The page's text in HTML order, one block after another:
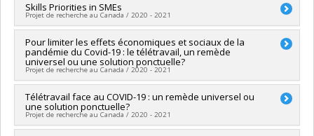
sciences humaines du Canada
Programmes de subvention :PVXXXXXX-Subvention Savoir
Chercheur principal :Laurent J. Lewis
Bouchard
Co-chercheurs :Jacques Brisson
Sources de financement :CRSNG/Conseil de recherches en
sciences naturelles et génie du Canada (CRSNG) , IRBV/Institut
de recherche en biologie végétale , CRSNG/Conseil de
recherches en sciences naturelles et génie du Canada
(CRSNG)
Programmes de subvention :
chercheurs industriels-Chaire de recherche industrielle , ,
Skills Priorities in SMEs
Projet de recherche au Canada / 2020 - 2021
Co-chercheurs :Tania Saba
Sources de financement : Centre des Compétences futures
Programmes de subvention :
Pour limiter les effets économiques et sociaux de la
pandémie du Covid-19 : le télétravail, un remède
universel ou une solution ponctuelle?
Projet de recherche au Canada / 2020 - 2021
Chercheur principal :Josianne Marsan
Co-chercheurs : Tania Saba
Sources de financement :
Télétravail face au COVID-19 : un remède universel ou
une solution ponctuelle?
Projet de recherche au Canada / 2020 - 2021